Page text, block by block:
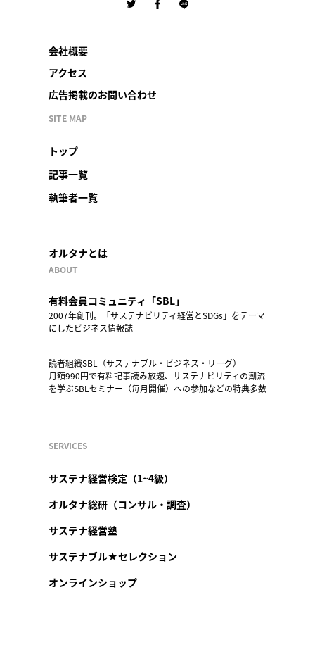
会社概要
アクセス
広告掲載のお問い合わせ
SITE MAP
トップ
記事一覧
執筆者一覧
オルタナとは
ABOUT
有料会員コミュニティ「SBL」
2007年創刊。「サステナビリティ経営とSDGs」をテーマ
にしたビジネス情報誌
読者組織SBL（サステナブル・ビジネス・リーグ）
月額990円で有料記事読み放題、サステナビリティの潮流
を学ぶSBLセミナー（毎月開催）への参加などの特典多数
SERVICES
サステナ経営検定（1~4級）
オルタナ総研（コンサル・調査）
サステナ経営塾
サステナブル★セレクション
オンラインショップ